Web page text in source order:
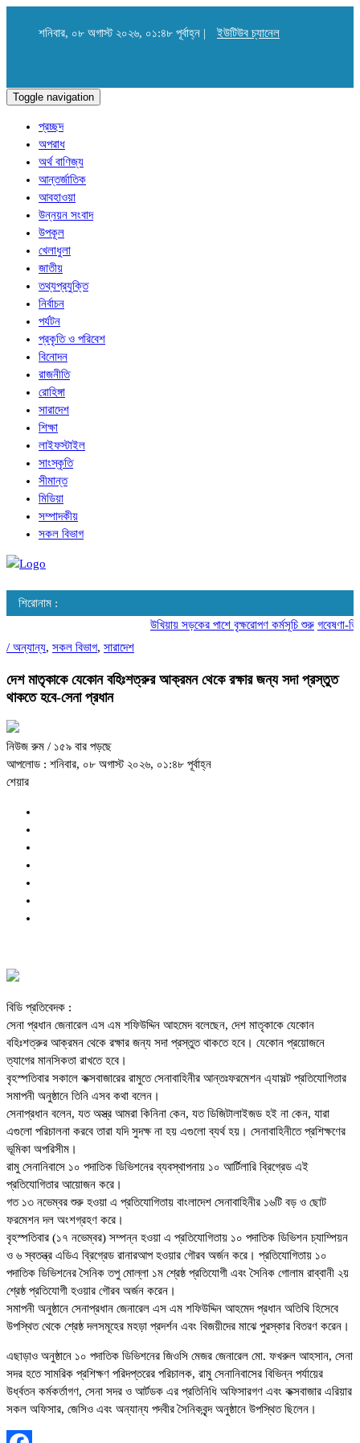
শনিবার, ০৮ অগাস্ট ২০২৬, ০১:৪৮ পূর্বাহ্ন | ইউটিউব চ্যানেল
Toggle navigation
প্রচ্ছদ
অপরাধ
অর্থ বাণিজ্য
আন্তর্জাতিক
আবহাওয়া
উন্নয়ন সংবাদ
উপকূল
খেলাধুলা
জাতীয়
তথ্যপ্রযুক্তি
নির্বাচন
পর্যটন
প্রকৃতি ও পরিবেশ
বিনোদন
রাজনীতি
রোহিঙ্গা
সারাদেশ
শিক্ষা
লাইফস্টাইল
সাংস্কৃতি
সীমান্ত
মিডিয়া
সম্পাদকীয়
সকল বিভাগ
শিরোনাম :
উখিয়ায় সড়কের পাশে বৃক্ষরোপণ কর্মসূচি শুরু গবেষণা-
/ অন্যান্য, সকল বিভাগ, সারাদেশ
দেশ মাতৃকাকে যেকোন বহিঃশত্রুর আক্রমন থেকে রক্ষার জন্য সদা প্রস্তুত
থাকতে হবে-সেনা প্রধান
নিউজ রুম / ১৫৯ বার পড়ছে
আপলোড : শনিবার, ০৮ অগাস্ট ২০২৬, ০১:৪৮ পূর্বাহ্ন
শেয়ার
বিডি প্রতিবেদক :
সেনা প্রধান জেনারেল এস এম শফিউদ্দিন আহমেদ বলেছেন, দেশ মাতৃকাকে যেকোন
বহিঃশত্রুর আক্রমন থেকে রক্ষার জন্য সদা প্রস্তুত থাকতে হবে। যেকোন প্রয়োজনে
ত্যাগের মানসিকতা রাখতে হবে।
বৃহস্পতিবার সকালে কক্সবাজারের রামুতে সেনাবাহিনীর আন্তঃফরমেশন এ্যাসল্ট প্রতিযোগিতার
সমাপনী অনুষ্ঠানে তিনি এসব কথা বলেন।
সেনাপ্রধান বলেন, যত অস্ত্র আমরা কিনিনা কেন, যত ডিজিটালাইজড হই না কেন, যারা
এগুলো পরিচালনা করবে তারা যদি সুদক্ষ না হয় এগুলো ব্যর্থ হয়। সেনাবাহিনীতে প্রশিক্ষণের
ভূমিকা অপরিসীম।
রামু সেনানিবাসে ১০ পদাতিক ডিভিশনের ব্যবস্থাপনায় ১০ আর্টিলারি ব্রিগ্রেড এই
প্রতিযোগিতার আয়োজন করে।
গত ১৩ নভেম্বর শুরু হওয়া এ প্রতিযোগিতায় বাংলাদেশ সেনাবাহিনীর ১৬টি বড় ও ছোট
ফরমেশন দল অংশগ্রহণ করে।
বৃহস্পতিবার (১৭ নভেম্বর) সম্পন্ন হওয়া এ প্রতিযোগিতায় ১০ পদাতিক ডিভিশন চ্যাম্পিয়ন
ও ৬ স্বতন্ত্র এডিএ ব্রিগ্রেড রানারআপ হওয়ার গৌরব অর্জন করে। প্রতিযোগিতায় ১০
পদাতিক ডিভিশনের সৈনিক তপু মোল্লা ১ম শ্রেষ্ঠ প্রতিযোগী এবং সৈনিক গোলাম রাব্বানী ২য়
শ্রেষ্ঠ প্রতিযোগী হওয়ার গৌরব অর্জন করেন।
সমাপনী অনুষ্ঠানে সেনাপ্রধান জেনারেল এস এম শফিউদ্দিন আহমেদ প্রধান অতিথি হিসেবে
উপস্থিত থেকে শ্রেষ্ঠ দলসমূহের মহড়া প্রদর্শন এবং বিজয়ীদের মাঝে পুরস্কার বিতরণ করেন।
এছাড়াও অনুষ্ঠানে ১০ পদাতিক ডিভিশনের জিওসি মেজর জেনারেল মো. ফখরুল আহসান, সেনা
সদর হতে সামরিক প্রশিক্ষণ পরিদপ্তরের পরিচালক, রামু সেনানিবাসের বিভিন্ন পর্যায়ের
উর্ধ্বতন কর্মকর্তাগণ, সেনা সদর ও আর্টডক এর প্রতিনিধি অফিসারগণ এবং কক্সবাজার এরিয়ার
সকল অফিসার, জেসিও এবং অন্যান্য পদবীর সৈনিকবৃন্দ অনুষ্ঠানে উপস্থিত ছিলেন।